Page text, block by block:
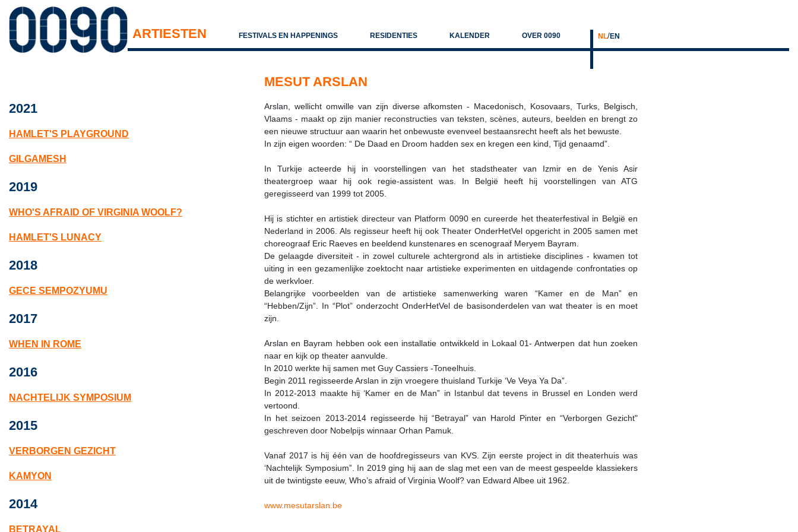
NL/EN
ARTIESTEN FESTIVALS EN HAPPENINGS RESIDENTIES KALENDER OVER 0090
2021
HAMLET'S PLAYGROUND
GILGAMESH
2019
WHO'S AFRAID OF VIRGINIA WOOLF?
HAMLET'S LUNACY
2018
GECE SEMPOZYUMU
2017
WHEN IN ROME
2016
NACHTELIJK SYMPOSIUM
2015
VERBORGEN GEZICHT
KAMYON
2014
BETRAYAL
MESUT ARSLAN
Arslan, wellicht omwille van zijn diverse afkomsten - Macedonisch, Kosovaars, Turks, Belgisch,
Vlaams - maakt op zijn manier reconstructies van teksten, scènes, auteurs, beelden en brengt zo
een nieuwe structuur aan waarin het onbewuste evenveel bestaansrecht heeft als het bewuste.
In zijn eigen woorden: “ De Daad en Droom hadden sex en kregen een kind, Tijd genaamd”.
In Turkije acteerde hij in voorstellingen van het stadstheater van Izmir en de Yenis Asir
theatergroep waar hij ook regie-assistent was. In België heeft hij voorstellingen van ATG
geregisseerd van 1999 tot 2005.
Hij is stichter en artistiek directeur van Platform 0090 en cureerde het theaterfestival in België en
Nederland in 2006. Als regisseur heeft hij ook Theater OnderHetVel opgericht in 2005 samen met
choreograaf Eric Raeves en beeldend kunstenares en scenograaf Meryem Bayram.
De gelaagde diversiteit - in zowel culturele achtergrond als in artistieke disciplines - kwamen tot
uiting in een gezamenlijke zoektocht naar artistieke experimenten en uitdagende confrontaties op
de werkvloer.
Belangrijke voorbeelden van de artistieke samenwerking waren “Kamer en de Man” en
“Hebben/Zijn”. In “Plot” onderzocht OnderHetVel de basisonderdelen van wat theater is en moet
zijn.
Arslan en Bayram hebben ook een installatie ontwikkeld in Lokaal 01- Antwerpen dat hun zoeken
naar en kijk op theater aanvulde.
In 2010 werkte hij samen met Guy Cassiers -Toneelhuis.
Begin 2011 regisseerde Arslan in zijn vroegere thuisland Turkije ‘Ve Veya Ya Da”.
In 2012-2013 maakte hij ‘Kamer en de Man” in Istanbul dat tevens in Brussel en Londen werd
vertoond.
In het seizoen 2013-2014 regisseerde hij “Betrayal” van Harold Pinter en “Verborgen Gezicht"
geschreven door Nobelpijs winnaar Orhan Pamuk.
Vanaf 2017 is hij één van de hoofdregisseurs van KVS. Zijn eerste project in dit theaterhuis was
‘Nachtelijk Symposium”. In 2019 ging hij aan de slag met een van de meest gespeelde klassiekers
uit de twintigste eeuw, Who’s afraid of Virginia Woolf? van Edward Albee uit 1962.
www.mesutarslan.be